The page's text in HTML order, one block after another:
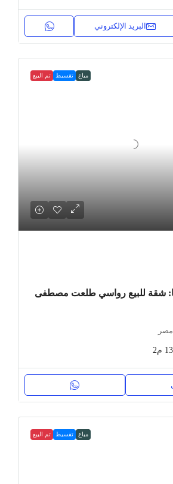
البريد الإلكتروني
مباع تقسيط تم البيع
شقة للبيع رواسي طلعت مصطفى
مصر
م2
مباع تقسيط تم البيع